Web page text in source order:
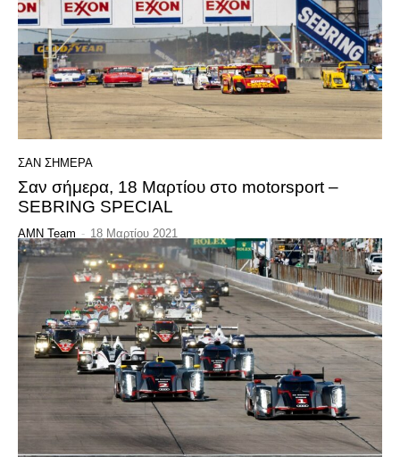
ΣΑΝ ΣΗΜΕΡΑ
Σαν σήμερα, 18 Μαρτίου στο motorsport –
SEBRING SPECIAL
AMN Team - 18 Μαρτίου 2021